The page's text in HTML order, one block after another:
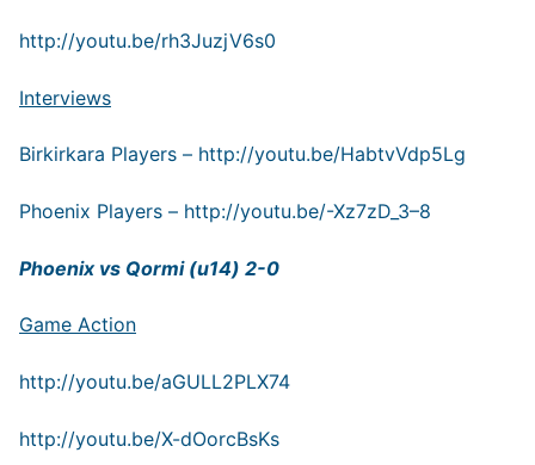
http://youtu.be/rh3JuzjV6s0
Interviews
Birkirkara Players – http://youtu.be/HabtvVdp5Lg
Phoenix Players – http://youtu.be/-Xz7zD_3–8
Phoenix vs Qormi (u14) 2-0
Game Action
http://youtu.be/aGULL2PLX74
http://youtu.be/X-dOorcBsKs